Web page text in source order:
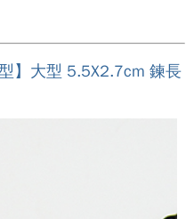
】大型 5.5X2.7cm 鍊長